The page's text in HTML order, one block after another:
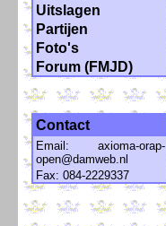
Uitslagen
Partijen
Foto's
Forum (FMJD)
Contact
Email: axioma-orap-
open@damweb.nl
Fax: 084-2229337